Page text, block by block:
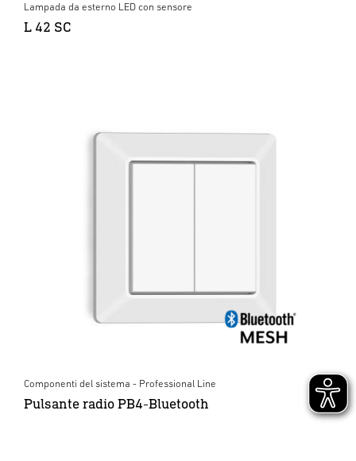
Lampada da esterno LED con sensore
L 42 SC
Componenti del sistema - Professional Line
Pulsante radio PB4-Bluetooth